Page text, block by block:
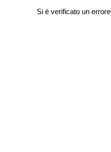
Si è verificato un errore